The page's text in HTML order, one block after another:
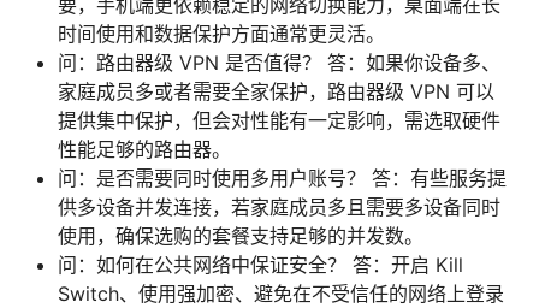
时间使用和数据保护方面通常更灵活。
问：路由器级 VPN 是否值得？ 答：如果你设备多、
家庭成员多或者需要全家保护，路由器级 VPN 可以
提供集中保护，但会对性能有一定影响，需选取硬件
性能足够的路由器。
问：是否需要同时使用多用户账号？ 答：有些服务提
供多设备并发连接，若家庭成员多且需要多设备同时
使用，确保选购的套餐支持足够的并发数。
问：如何在公共网络中保证安全？ 答：开启 Kill
Switch、使用强加密、避免在不受信任的网络上登录